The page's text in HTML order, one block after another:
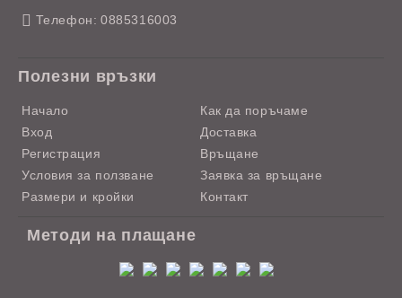
Телефон: 0885316003
Полезни връзки
Начало
Вход
Регистрация
Условия за ползване
Размери и кройки
Как да поръчаме
Доставка
Връщане
Заявка за връщане
Контакт
Методи на плащане